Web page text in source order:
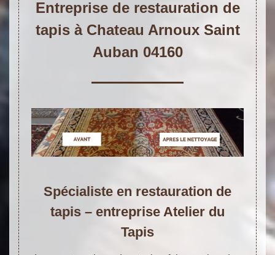
Entreprise de restauration de
tapis à Chateau Arnoux Saint
Auban 04160
Spécialiste en restauration de
tapis – entreprise Atelier du
Tapis